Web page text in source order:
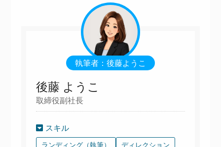
執筆者：後藤ようこ
後藤 ようこ
取締役副社長
スキル
ランディング（執筆） ディレクション